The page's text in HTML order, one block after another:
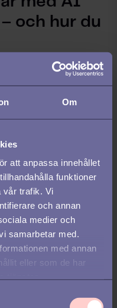
Om
att anpassa innehållet
funktioner
vår trafik. Vi
och annan
medier och
samarbetar med.
med annan
eller som de har
och hur du
kan ge stora
är att de flesta
du tar dig förbi dem
finns en oro
opersonlig. Kommer
och de viktiga